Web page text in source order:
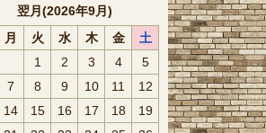
翌月(2026年9月)
月 火 水 木 金
土
1
2 3 4
5
7 8 9 10 11
12
14 15 16 17 18
19